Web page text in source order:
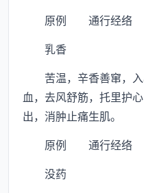
原例 通行经络
乳香
苦温，辛香善窜，入
血，去风舒筋，托里护
出，消肿止痛生肌。
原例 通行经络
没药